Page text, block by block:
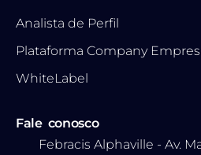
Analista de Perfil
Plataforma Company
WhiteLabel
Fale conosco
Febracis Alphaville - Av.